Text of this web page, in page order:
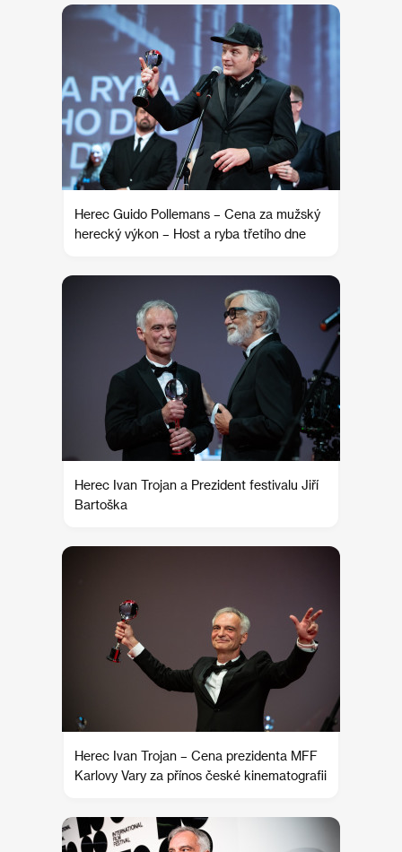
Herec Guido Pollemans – Cena za mužský
herecký výkon – Host a ryba třetího dne
Herec Ivan Trojan a Prezident festivalu Jiří
Bartoška
Herec Ivan Trojan – Cena prezidenta MFF
Karlovy Vary za přínos české kinematografii